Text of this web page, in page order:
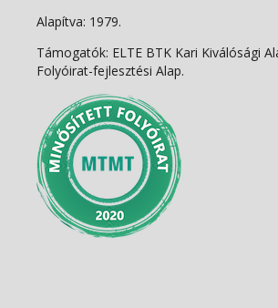
Alapítva: 1979.
Támogatók: ELTE BTK Kari Kiválósági
Folyóirat-fejlesztési Alap.